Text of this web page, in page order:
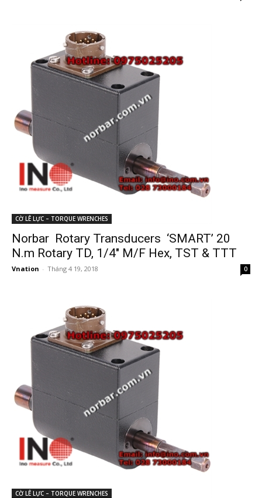
CỜ LÊ LỰC – TORQUE WRENCHES
Norbar Rotary Transducers ‘SMART’ 20
N.m Rotary TD, 1/4″ M/F Hex, TST & TTT
Vnation - Tháng 4 19, 2018 0
CỜ LÊ LỰC – TORQUE WRENCHES